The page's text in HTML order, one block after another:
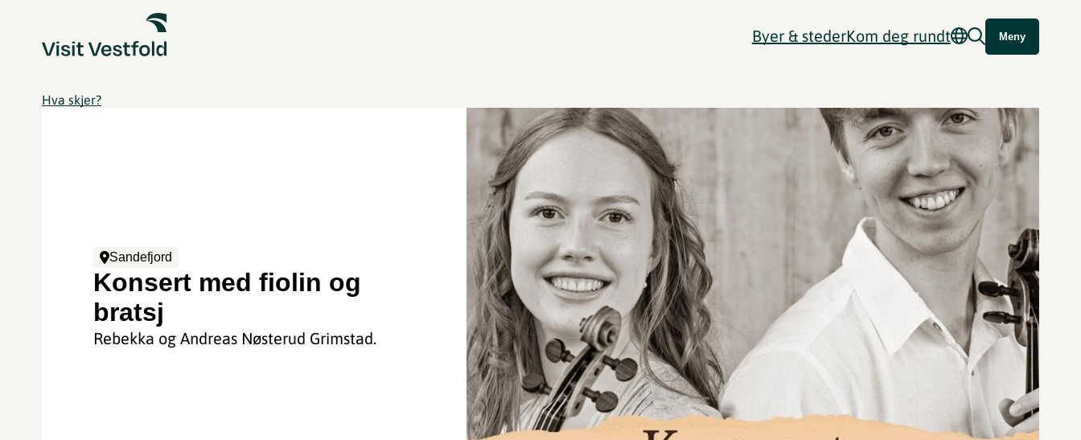
Byer & stederKom deg rundt Meny
Hva skjer?
Sandefjord
Konsert med fiolin og
bratsj
Rebekka og Andreas Nøsterud Grimstad.